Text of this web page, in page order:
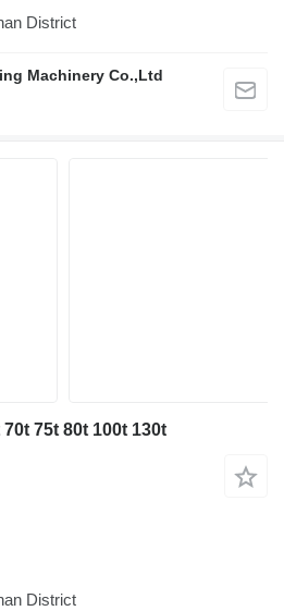
District
Machinery Co.,Ltd
75t 80t 100t 130t
District